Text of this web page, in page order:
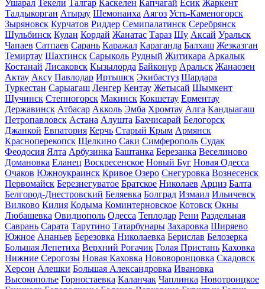
Ушарал Текели Талгар Каскелен Капчагай Есик Жаркент
Талдыкорган Атырау Шемонаиха Аягоз Усть-Каменогорск
Зыряновск Курчатов Риддер Семипалатинск Серебрянск
Шульбинск Кулан Кордай Жанатас Тараз Шу Аксай Уральск
Чапаев Сатпаев Сарань Каражал Караганда Балхаш Жезказган
Темиртау Шахтинск Сарыколь Рудный Житикара Аркалык
Костанай Лисаковск Кызылорда Байконур Аральск Жанаозен
Актау Аксу Павлодар Иртышск Экибастуз Шардара
Туркестан Сарыагаш Ленгер Кентау Жетысай Шымкент
Щучинск Степногорск Макинск Кокшетау Ерментау
Державинск Атбасар Акколь Эмба Хромтау Алга Кандыагаш
Петропавловск Астана Алушта Бахчисарай Белогорск
Джанкой Евпатория Керчь Старый Крым Армянск
Красноперекопск Щелкино Саки Симферополь Судак
Феодосия Ялта Арбузинка Баштанка Березанка Веселиново
Домановка Еланец Воскресенское Новый Буг Новая Одесса
Очаков Южноукраинск Кривое Озеро Снегуровка Вознесенск
Первомайск Березнегуватое Братское Николаев Арциз Балта
Белгород-Днестровский Беляевка Болград Измаил Ильичевск
Вилково Килия Кодыма Коминтерновское Котовск Окны
Любашевка Овидиополь Одесса Теплодар Рени Раздельная
Саврань Сарата Тарутино Татарбунары Захаровка Ширяево
Южное Ананьев Березовка Николаевка Берислав Белозерка
Большая Лепетиха Верхний Рогачик Голая Пристань Каховка
Нижние Серогозы Новая Каховка Нововоронцовка Скадовск
Херсон Алешки Большая Александровка Ивановка
Высокополье Горностаевка Каланчак Чаплинка Новотроицкое